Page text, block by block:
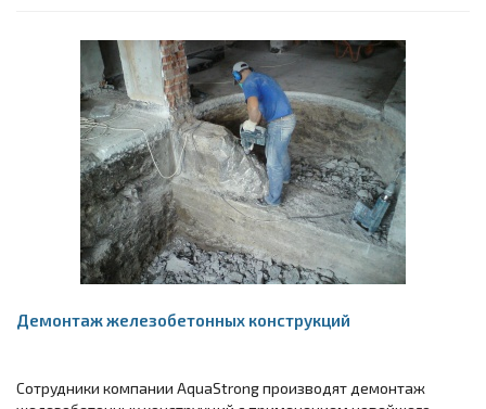
Демонтаж железобетонных конструкций
Сотрудники компании AquaStrong производят демонтаж